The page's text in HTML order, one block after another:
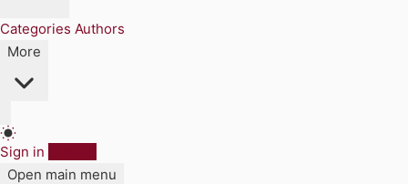
Categories Authors
More
Sign in
Open main menu